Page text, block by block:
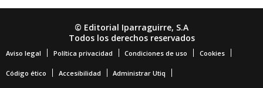
© Editorial Iparraguirre, S.A
Todos los derechos reservados
Aviso legal Política privacidad Condiciones de uso Cookies
Código ético Accesibilidad Administrar Utiq